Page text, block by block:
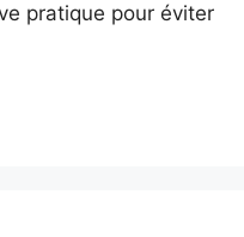
pratique pour éviter